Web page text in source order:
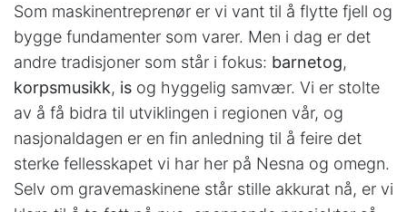
Som maskinentreprenør er vi vant til å flytte fjell og
bygge fundamenter som varer. Men i dag er det
andre tradisjoner som står i fokus: barnetog,
korpsmusikk, is og hyggelig samvær. Vi er stolte
av å få bidra til utviklingen i regionen vår, og
nasjonaldagen er en fin anledning til å feire det
sterke fellesskapet vi har her på Nesna og omegn.
Selv om gravemaskinene står stille akkurat nå, er vi